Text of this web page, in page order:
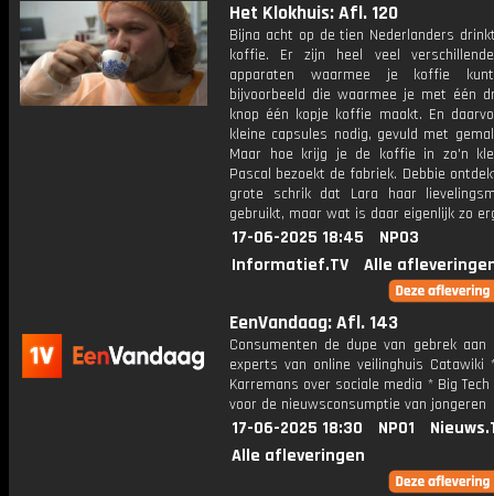
Het Klokhuis: Afl. 120
Bijna acht op de tien Nederlanders
koffie. Er zijn heel veel
apparaten waarmee je koffie
bijvoorbeeld die waarmee je met één
knop één kopje koffie maakt. En
kleine capsules nodig, gevuld met
Maar hoe krijg je de koffie in zo'n
Pascal bezoekt de fabriek. Debbie
grote schrik dat Lara haar
gebruikt, maar wat is daar eigenlijk zo
17-06-2025 18:45
NPO3
Informatief.TV
Alle
EenVandaag: Afl. 143
Consumenten de dupe van gebrek aan
experts van online veilinghuis Catawiki
Karremans over sociale media * Big
voor de nieuwsconsumptie van jongeren
17-06-2025 18:30 NPO1
Alle afleveringen